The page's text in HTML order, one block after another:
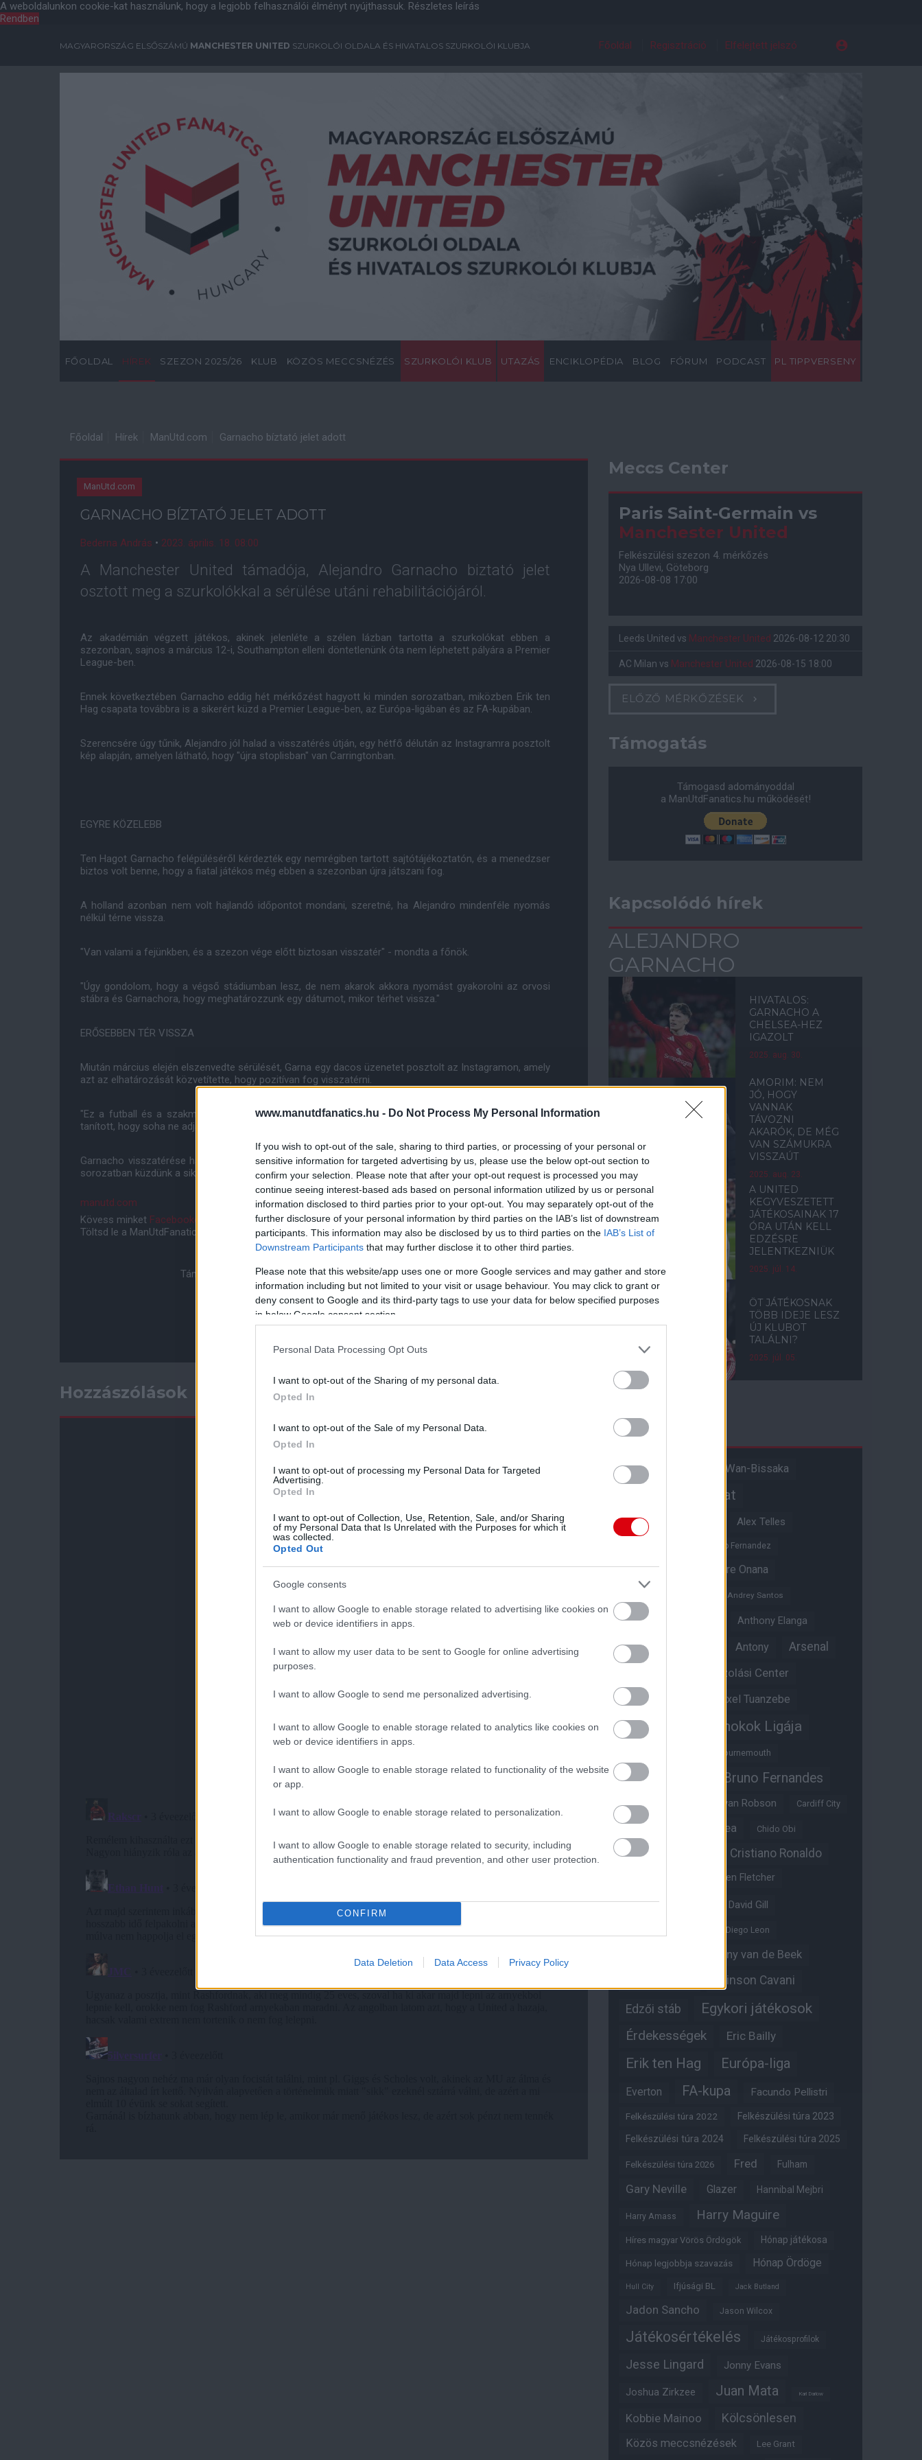
A weboldalunkon cookie-kat használunk, hogy a legjobb felhasználói élményt nyújthassuk. Részletes leírás
Rendben
www.manutdfanatics.hu - Do Not Process My Personal Information
If you wish to opt-out of the sale, sharing to third parties, or processing of your personal or
sensitive information for targeted advertising by us, please use the below opt-out section to
confirm your selection. Please note that after your opt-out request is processed you may
continue seeing interest-based ads based on personal information utilized by us or personal
information disclosed to third parties prior to your opt-out. You may separately opt-out of the
further disclosure of your personal information by third parties on the IAB’s list of downstream
participants. This information may also be disclosed by us to third parties on the IAB’s List of
Downstream Participants that may further disclose it to other third parties.
Please note that this website/app uses one or more Google services and may gather and store
information including but not limited to your visit or usage behaviour. You may click to grant or
deny consent to Google and its third-party tags to use your data for below specified purposes
in below Google consent section.
Personal Data Processing Opt Outs
I want to opt-out of the Sharing of my personal data.
Opted In
I want to opt-out of the Sale of my Personal Data.
Opted In
I want to opt-out of processing my Personal Data for Targeted
Advertising.
Opted In
I want to opt-out of Collection, Use, Retention, Sale, and/or Sharing
of my Personal Data that Is Unrelated with the Purposes for which it
was collected.
Opted Out
Google consents
I want to allow Google to enable storage related to advertising like cookies on
web or device identifiers in apps.
I want to allow my user data to be sent to Google for online advertising
purposes.
I want to allow Google to send me personalized advertising.
I want to allow Google to enable storage related to analytics like cookies on
web or device identifiers in apps.
I want to allow Google to enable storage related to functionality of the website
or app.
I want to allow Google to enable storage related to personalization.
I want to allow Google to enable storage related to security, including
authentication functionality and fraud prevention, and other user protection.
CONFIRM
Data Deletion Data Access Privacy Policy
MAGYARORSZÁG ELSŐSZÁMÚ MANCHESTER UNITED SZURKOLÓI OLDALA ÉS HIVATALOS SZURKOLÓI KLUBJA Főoldal Regisztráció Elfelejtett jelszó
FŐOLDAL HÍREK SZEZON 2025/26 KLUB KÖZÖS MECCSNÉZÉS SZURKOLÓI KLUB UTAZÁS ENCIKLOPÉDIA BLOG FÓRUM PODCAST PL TIPPVERSENY
Főoldal Hírek ManUtd.com Garnacho bíztató jelet adott
ManUtd.com
GARNACHO BÍZTATÓ JELET ADOTT
Bederna András • 2023. április. 18. 08:00
A Manchester United támadója, Alejandro Garnacho biztató jelet
osztott meg a szurkolókkal a sérülése utáni rehabilitációjáról.
Az akadémián végzett játékos, akinek jelenléte a szélen lázban tartotta a szurkolókat ebben a
szezonban, sajnos a március 12-i, Southampton elleni döntetlenünk óta nem léphetett pályára a Premier
League-ben.
Ennek következtében Garnacho eddig hét mérkőzést hagyott ki minden sorozatban, miközben Erik ten
Hag csapata továbbra is a sikerért küzd a Premier League-ben, az Európa-ligában és az FA-kupában.
Szerencsére úgy tűnik, Alejandro jól halad a visszatérés útján, egy hétfő délután az Instagramra posztolt
kép alapján, amelyen látható, hogy "újra stoplisban" van Carringtonban.
EGYRE KÖZELEBB
Ten Hagot Garnacho felépüléséről kérdezték egy nemrégiben tartott sajtótájékoztatón, és a menedzser
biztos volt benne, hogy a fiatal játékos még ebben a szezonban újra játszani fog.
A holland azonban nem volt hajlandó időpontot mondani, szeretné, ha Alejandro mindenféle nyomás
nélkül térne vissza.
"Van valami a fejünkben, és a szezon vége előtt biztosan visszatér" - mondta a főnök.
"Úgy gondolom, hogy a végső stádiumban lesz, de nem akarok akkora nyomást gyakorolni az orvosi
stábra és Garnachora, hogy meghatározzunk egy dátumot, mikor térhet vissza."
ERŐSEBBEN TÉR VISSZA
Miután március elején elszenvedte sérülését, Garna egy dacos üzenetet posztolt az Instagramon, amely
azt az elhatározását közvetítette, hogy pozitívan fog visszatérni.
"Ez a futball és a szakmánk része" - írta. "Azonban már a felépülésemre összpontosítok. Isten arra
tanított, hogy soha ne adjam fel, és gondoskodom róla, hogy erősebben térjek vissza, mint valaha!"
Garnacho visszatérése hatalmas lökést adna a csapatnak, különösen akkor, amikor három különböző
sorozatban küzdünk a sikerért.
manutd.com
Kövess minket Facebookon Instagramonés YouTube-on is!
Töltsd le a ManUtdFanatics.hu mobil applikációtAndroidraésiOS-re!
Támogasd adományoddal a ManUtdFanatics.hu működését!
Hozzászólások
Meccs Center
Paris Saint-Germain vs
Manchester United
Felkészülési szezon 4. mérkőzés
Nya Ullevi, Göteborg
2026-08-08 17:00
Leeds United vs Manchester United 2026-08-12 20:30
AC Milan vs Manchester United 2026-08-15 18:00
ELŐZŐ MÉRKŐZÉSEK
Támogatás
Támogasd adományoddal
a ManUtdFanatics.hu működését!
Kapcsolódó hírek
ALEJANDRO
GARNACHO
HIVATALOS:
GARNACHO A
CHELSEA-HEZ
IGAZOLT
2025. aug. 30.
AMORIM: NEM
JÓ, HOGY
VANNAK
TÁVOZNI
AKARÓK, DE MÉG
VAN SZÁMUKRA
VISSZAÚT
2025. aug. 23.
A UNITED
KEGYVESZETETT
JÁTÉKOSAINAK 17
ÓRA UTÁN KELL
EDZÉSRE
JELENTKEZNIÜK
2025. júl. 14.
ÖT JÁTÉKOSNAK
TÖBB IDEJE LESZ
ÚJ KLUBOT
TALÁLNI?
2025. júl. 05.
Címkék
A hangadó Aaron Wan-Bissaka
Akadémiai csapat
Alejandro Garnacho Alex Telles
Alvaro Fernandez
Amad Diallo
Andre Onana
Andrey Santos
Angol válogatott Anthony Elanga
Anthony Martial Antony Arsenal
Átigazolási Center
Átigazolások Axel Tuanzebe
Ayden Heaven Bajnokok Ligája
Bournemouth
Brandon Williams Bruno Fernandes
Bryan Mbeumo Bryan Robson Cardiff City
Casemiro Chelsea Chido Obi
Christian Eriksen Cristiano Ronaldo
Darren Fletcher
David De Gea David Gill
Diego Leon
Donny van de Beek
Edinson Cavani
Edzői stáb Egykori játékosok
Érdekességek Eric Bailly
Erik ten Hag Európa-liga
Everton FA-kupa Facundo Pellistri
Felkészülési túra 2022 Felkészülési túra 2023
Felkészülési túra 2024 Felkészülési túra 2025
Felkészülési túra 2026 Fred Fulham
Gary Neville Glazer Hannibal Mejbri
Harry Amass Harry Maguire
Híres magyar Vörös Ördögök Hónap játékosa
Hónap legjobbja szavazás Hónap Ördöge
Hull City Ifjúsági BL Jack Butland
Jadon Sancho Jason Wilcox
Játékosértékelés Játékosprofilok
Jesse Lingard Jonny Evans
Joshua Zirkzee Juan Mata Karl Darlow
Kobbie Mainoo Kölcsönlesen
Közös meccsnézések Lee Grant